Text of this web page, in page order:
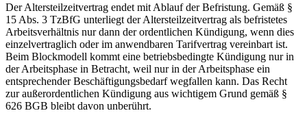
Der Altersteilzeitvertrag endet mit Ablauf der Befristung. Gemäß §
15 Abs. 3 TzBfG unterliegt der Altersteilzeitvertrag als befristetes
Arbeitsverhältnis nur dann der ordentlichen Kündigung, wenn dies
einzelvertraglich oder im anwendbaren Tarifvertrag vereinbart ist.
Beim Blockmodell kommt eine betriebsbedingte Kündigung nur in
der Arbeitsphase in Betracht, weil nur in der Arbeitsphase ein
entsprechender Beschäftigungsbedarf wegfallen kann. Das Recht
zur außerordentlichen Kündigung aus wichtigem Grund gemäß §
626 BGB bleibt davon unberührt.